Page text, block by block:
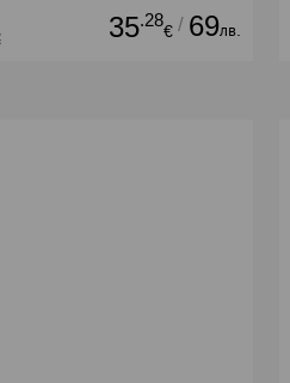
35.28
€ / 69лв.